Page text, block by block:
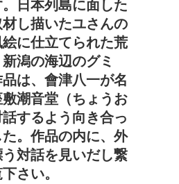
日本列島に面した
し描いたユさんの
に仕立てられた荒
潟の海辺のグミ
は、會津八一が名
潮音堂（ちょうお
するよう向き合っ
。作品の内に、外
対話を見いだし繋
さい。